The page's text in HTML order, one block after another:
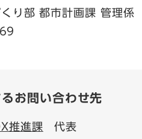
り部 都市計画課 管理係
お問い合わせ先
推進課 代表